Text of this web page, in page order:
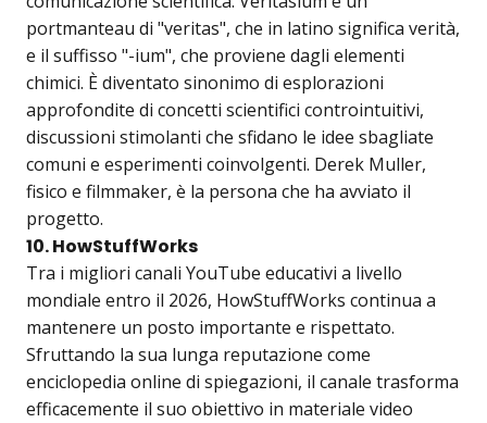
portmanteau di "veritas", che in latino significa verità,
e il suffisso "-ium", che proviene dagli elementi
chimici. È diventato sinonimo di esplorazioni
approfondite di concetti scientifici controintuitivi,
discussioni stimolanti che sfidano le idee sbagliate
comuni e esperimenti coinvolgenti. Derek Muller,
fisico e filmmaker, è la persona che ha avviato il
progetto.
10. HowStuffWorks
Tra i migliori canali YouTube educativi a livello
mondiale entro il 2026, HowStuffWorks continua a
mantenere un posto importante e rispettato.
Sfruttando la sua lunga reputazione come
enciclopedia online di spiegazioni, il canale trasforma
efficacemente il suo obiettivo in materiale video